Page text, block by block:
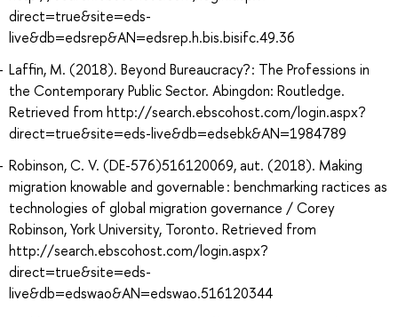
direct=true&site=eds-
live&db=edsrep&AN=edsrep.h.bis.bisifc.49.36
Laffin, M. (2018). Beyond Bureaucracy? : The Professions in
the Contemporary Public Sector. Abingdon: Routledge.
Retrieved from http://search.ebscohost.com/login.aspx?
direct=true&site=eds-live&db=edsebk&AN=1984789
Robinson, C. V. (DE-576)516120069, aut. (2018). Making
migration knowable and governable : benchmarking ractices as
technologies of global migration governance / Corey
Robinson, York University, Toronto. Retrieved from
http://search.ebscohost.com/login.aspx?
direct=true&site=eds-
live&db=edswao&AN=edswao.516120344